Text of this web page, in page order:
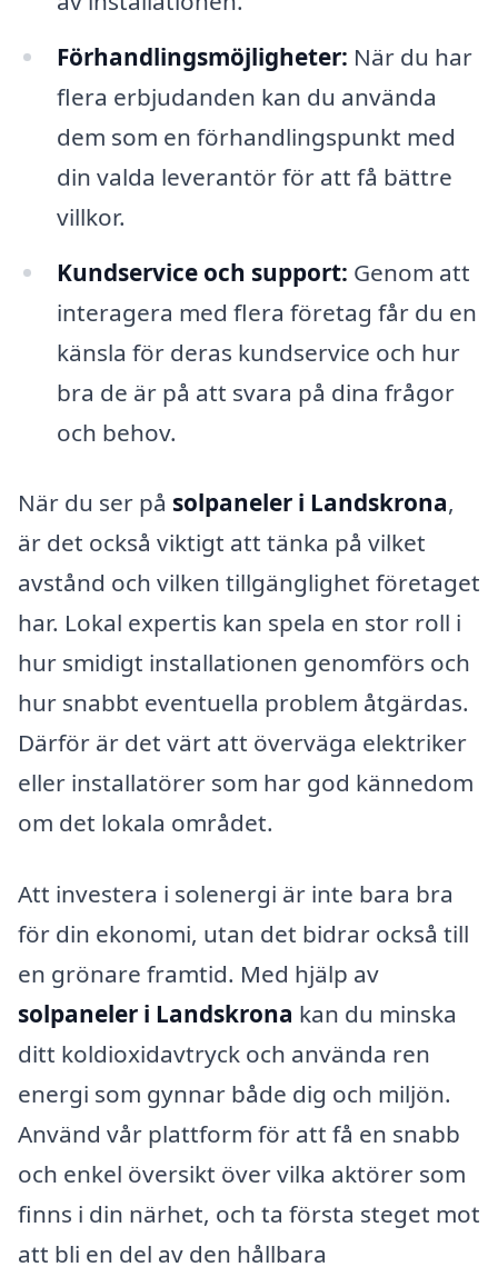
Förhandlingsmöjligheter: När du har
flera erbjudanden kan du använda
dem som en förhandlingspunkt med
din valda leverantör för att få bättre
villkor.
Kundservice och support: Genom att
interagera med flera företag får du en
känsla för deras kundservice och hur
bra de är på att svara på dina frågor
och behov.
När du ser på solpaneler i Landskrona,
är det också viktigt att tänka på vilket
avstånd och vilken tillgänglighet företaget
har. Lokal expertis kan spela en stor roll i
hur smidigt installationen genomförs och
hur snabbt eventuella problem åtgärdas.
Därför är det värt att överväga elektriker
eller installatörer som har god kännedom
om det lokala området.
Att investera i solenergi är inte bara bra
för din ekonomi, utan det bidrar också till
en grönare framtid. Med hjälp av
solpaneler i Landskrona kan du minska
ditt koldioxidavtryck och använda ren
energi som gynnar både dig och miljön.
Använd vår plattform för att få en snabb
och enkel översikt över vilka aktörer som
finns i din närhet, och ta första steget mot
att bli en del av den hållbara